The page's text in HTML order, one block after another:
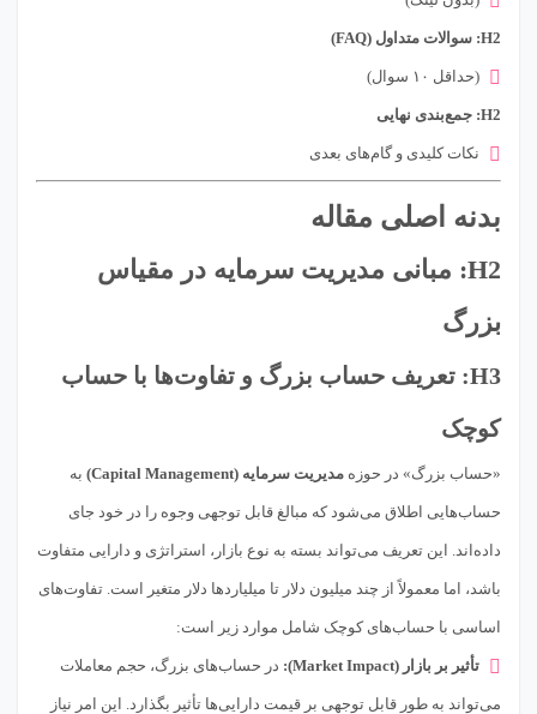
H2: سوالات متداول (FAQ)
(حداقل ۱۰ سوال)
H2: جمع‌بندی نهایی
نکات کلیدی و گام‌های بعدی
بدنه اصلی مقاله
H2: مبانی مدیریت سرمایه در مقیاس
بزرگ
H3: تعریف حساب بزرگ و تفاوت‌ها با حساب
کوچک
«حساب بزرگ» در حوزه مدیریت سرمایه (Capital Management) به
حساب‌هایی اطلاق می‌شود که مبالغ قابل توجهی وجوه را در خود جای
داده‌اند. این تعریف می‌تواند بسته به نوع بازار، استراتژی و دارایی متفاوت
باشد، اما معمولاً از چند میلیون دلار تا میلیاردها دلار متغیر است. تفاوت‌های
اساسی با حساب‌های کوچک شامل موارد زیر است:
تأثیر بر بازار (Market Impact): در حساب‌های بزرگ، حجم معاملات
می‌تواند به طور قابل توجهی بر قیمت دارایی‌ها تأثیر بگذارد. این امر نیاز